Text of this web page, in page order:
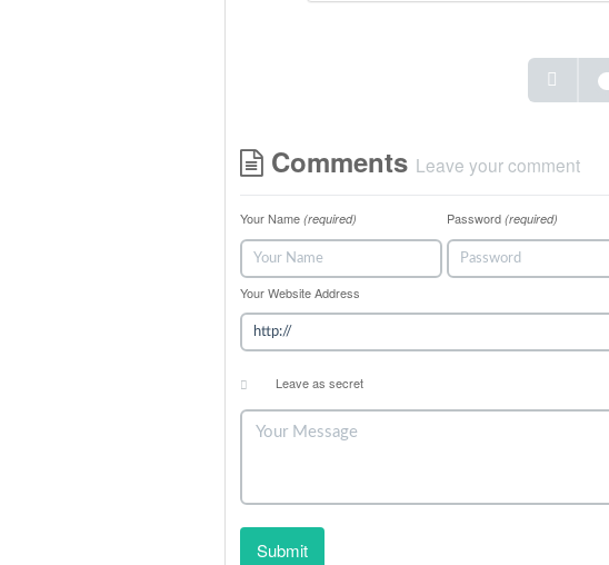
Comments Leave your comment
Your Name (required) Password (required)
Your Website Address
Leave as secret
Submit